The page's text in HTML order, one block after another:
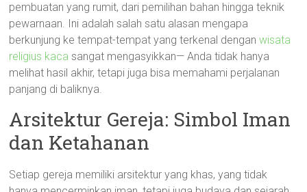
pembuatan yang rumit, dari pemilihan bahan hingga teknik
pewarnaan. Ini adalah salah satu alasan mengapa
berkunjung ke tempat-tempat yang terkenal denganwisata
religius kaca sangat mengasyikkan— Anda tidak hanya
melihat hasil akhir, tetapi juga bisa memahami perjalanan
panjang di baliknya.
Arsitektur Gereja: Simbol Iman
dan Ketahanan
Setiap gereja memiliki arsitektur yang khas, yang tidak